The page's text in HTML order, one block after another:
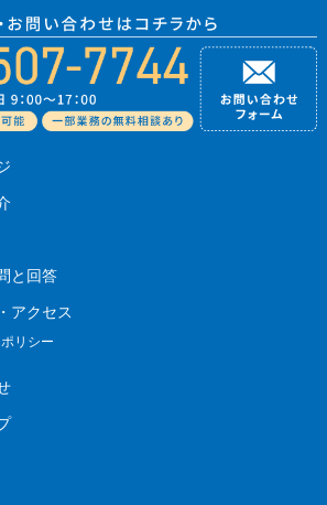
と回答
アクセス
リシー